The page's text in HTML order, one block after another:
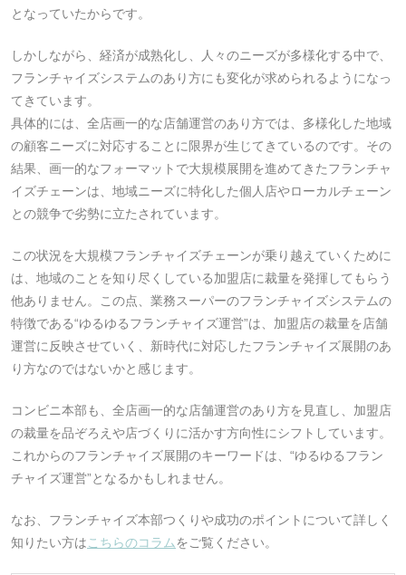
となっていたからです。
しかしながら、経済が成熟化し、人々のニーズが多様化する中で、
フランチャイズシステムのあり方にも変化が求められるようになっ
てきています。
具体的には、全店画一的な店舗運営のあり方では、多様化した地域
の顧客ニーズに対応することに限界が生じてきているのです。その
結果、画一的なフォーマットで大規模展開を進めてきたフランチャ
イズチェーンは、地域ニーズに特化した個人店やローカルチェーン
との競争で劣勢に立たされています。
この状況を大規模フランチャイズチェーンが乗り越えていくために
は、地域のことを知り尽くしている加盟店に裁量を発揮してもらう
他ありません。この点、業務スーパーのフランチャイズシステムの
特徴である“ゆるゆるフランチャイズ運営”は、加盟店の裁量を店舗
運営に反映させていく、新時代に対応したフランチャイズ展開のあ
り方なのではないかと感じます。
コンビニ本部も、全店画一的な店舗運営のあり方を見直し、加盟店
の裁量を品ぞろえや店づくりに活かす方向性にシフトしています。
これからのフランチャイズ展開のキーワードは、“ゆるゆるフラン
チャイズ運営”となるかもしれません。
なお、フランチャイズ本部つくりや成功のポイントについて詳しく
知りたい方は こちらのコラム をご覧ください。